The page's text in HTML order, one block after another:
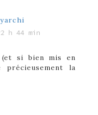
h 44 min
si bien mis en
la